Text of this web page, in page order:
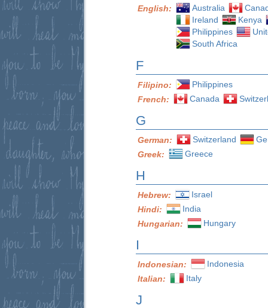
English: Australia
Ireland
Kenya
Philippines
South Africa
F
Filipino:
Philippines
French:
Canada
G
German: Switzerland
Greek:
Greece
H
Hebrew:
Israel
Hindi:
India
Hungarian:
Hungary
I
Indonesian:
Indonesia
Italian:
Italy
J